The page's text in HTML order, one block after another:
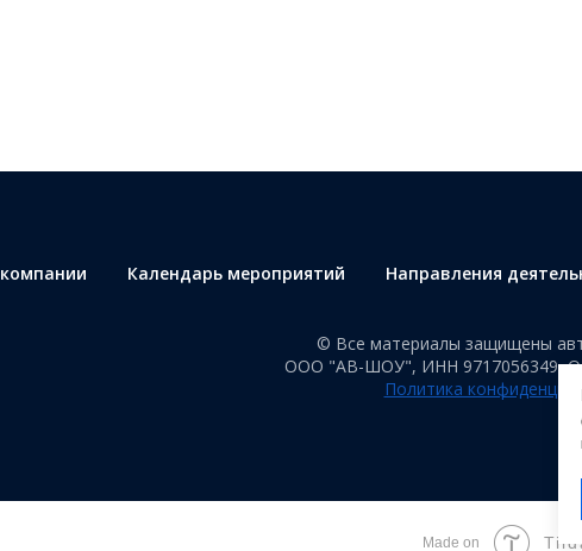
Календарь мероприятий Направления
© Все материалы защищены
ООО "АВ-ШОУ", ИНН 9717056349,
Политика
Made on